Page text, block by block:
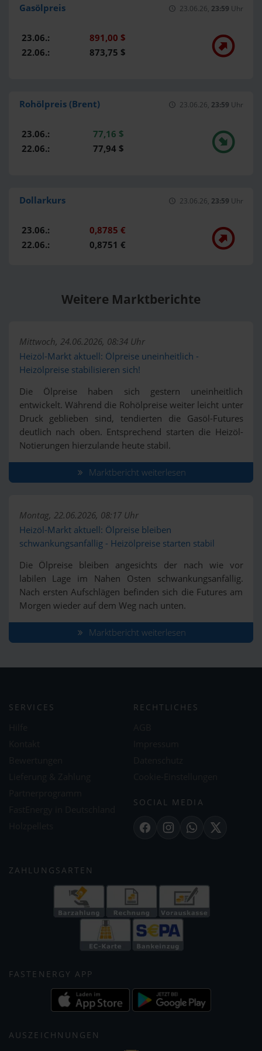
Gasölpreis 23.06.26, 23:59 Uhr
23.06.:
891,00 $
22.06.:
873,75 $
Rohölpreis (Brent) 23.06.26, 23:59 Uhr
23.06.:
77,16 $
22.06.:
77,94 $
Dollarkurs 23.06.26, 23:59 Uhr
23.06.:
0,8785 €
22.06.:
0,8751 €
Weitere Marktberichte
Mittwoch, 24.06.2026, 08:34 Uhr
Heizöl-Markt aktuell: Ölpreise uneinheitlich -
Heizölpreise stabilisieren sich!
Die Ölpreise haben sich gestern uneinheitlich
entwickelt. Während die Rohölpreise weiter leicht unter
Druck geblieben sind, tendierten die Gasöl-Futures
deutlich nach oben. Entsprechend starten die Heizöl-
Notierungen hierzulande heute stabil.
Marktbericht weiterlesen
Montag, 22.06.2026, 08:17 Uhr
Heizöl-Markt aktuell: Ölpreise bleiben
schwankungsanfällig - Heizölpreise starten stabil
Die Ölpreise bleiben angesichts der nach wie vor
labilen Lage im Nahen Osten schwankungsanfällig.
Nach ersten Aufschlägen befinden sich die Futures am
Morgen wieder auf dem Weg nach unten.
Marktbericht weiterlesen
SERVICES RECHTLICHES
SOCIAL MEDIA
FacebookInstagramWhatsApp
X
ZAHLUNGSARTEN
FASTENERGY APP
AUSZEICHNUNGEN